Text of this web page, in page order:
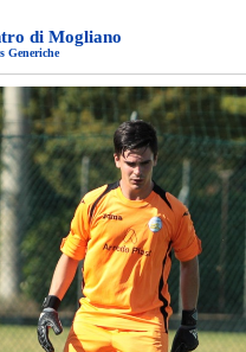
di Mogliano
Generiche